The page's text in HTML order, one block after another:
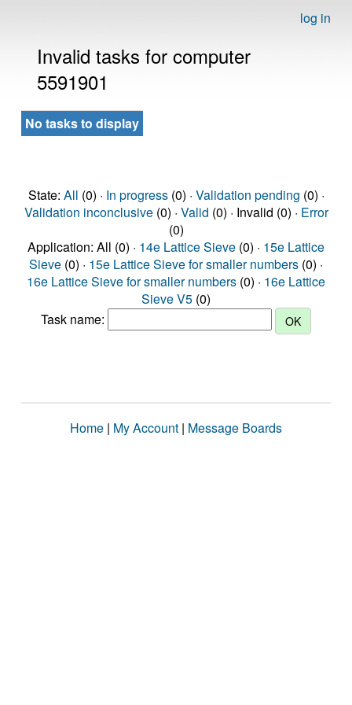
log in
Invalid tasks for computer
5591901
No tasks to display
State: All (0) · In progress(0) · Validation pending (0) ·
Validation inconclusive(0) · Valid (0) · Invalid (0) · Error
(0)
Application: All (0) · 14e Lattice Sieve (0) · 15e Lattice
Sieve (0) · 15e Lattice Sieve for smaller numbers (0) ·
16e Lattice Sieve for smaller numbers (0) · 16e Lattice
Sieve V5 (0)
Task name:
Home | My Account | Message Boards